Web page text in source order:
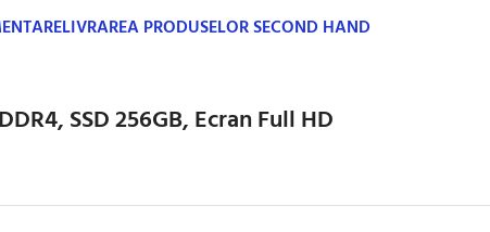
LIVRAREA PRODUSELOR SECOND HAND
SSD 256GB, Ecran Full HD